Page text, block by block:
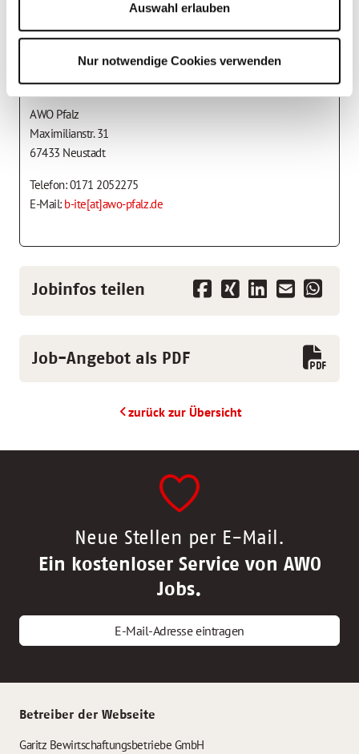
Auswahl erlauben
Nur notwendige Cookies verwenden
Teilzeit - flexibel
Teilzeit - Schicht
AWO Pfalz
Maximilianstr. 31
67433 Neustadt
Telefon: 0171 2052275
E-Mail: b-ite[at]awo-pfalz.de
Jobinfos teilen
Job-Angebot als PDF
zurück zur Übersicht
Neue Stellen per E-Mail.
Ein kostenloser Service von AWO
Jobs.
E-Mail-Adresse eintragen
Betreiber der Webseite
Garitz Bewirtschaftungsbetriebe GmbH